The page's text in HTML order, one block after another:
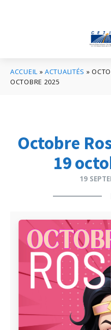
ACCUEIL »ACTUALITÉS »
OCTOBRE 2025
Octobre
19
19